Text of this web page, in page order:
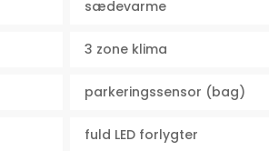
sædevarme
3 zone klima
parkeringssensor (bag)
fuld LED forlygter